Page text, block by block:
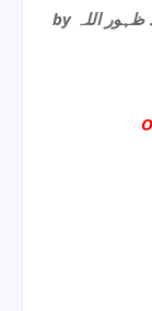
by امام تقی الدین سبقی / مترجم مولانا محمد ظہور اللہ